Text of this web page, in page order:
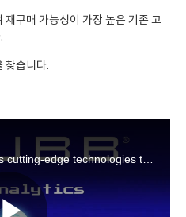
재구매 가능성이 가장 높은 기존 고
찾습니다.
Chubb's Data Analytics uses cutting-edge technologies to develop and deploy analytics solutions to turn your data into effective marketing strategies. Partner with Chubb and benefit from our data analytics capabilities.